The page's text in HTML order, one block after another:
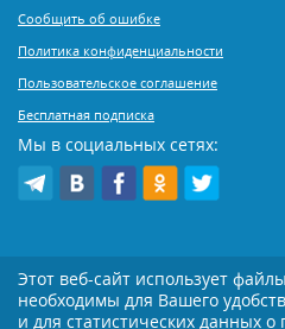
Сообщить об ошибке
Политика конфиденциальности
Пользовательское соглашение
Бесплатная подписка
Мы в социальных сетях:
Копирование или иное
воспрещается. Копирование раздела
Этот веб-сайт использует
необходимы для Вашего
и для статистических данных